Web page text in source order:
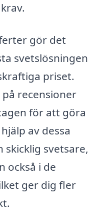
gör det
svetslösningen
priset.
recensioner
för att göra
av dessa
svetsare,
också i de
ger dig fler